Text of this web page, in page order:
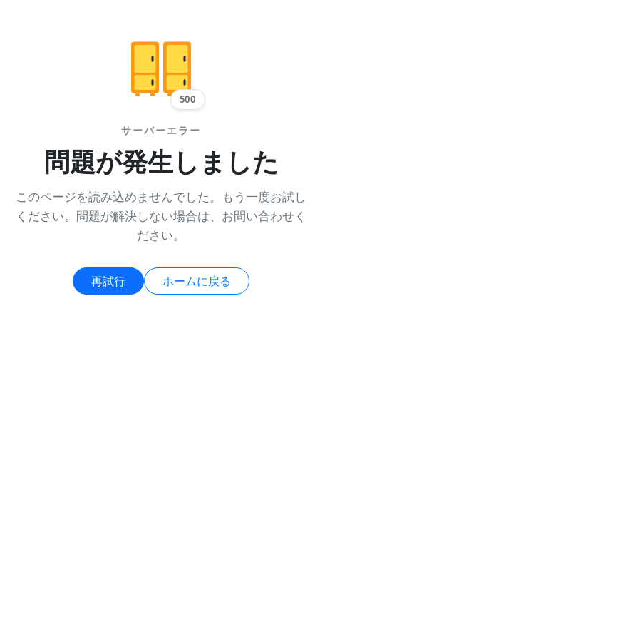
500
サーバーエラー
問題が発生しました
このページを読み込めませんでした。もう一度お試し
ください。問題が解決しない場合は、お問い合わせく
ださい。
再試行 ホームに戻る